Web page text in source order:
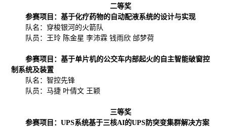
二等奖
参赛项目：基于化疗药物的自动配液系统的设计与实现
队名：穿梭银河的火箭队
队员：王玲 陈金星 李沛霖 钱雨欣 邰梦荷
参赛项目：基于单片机的公交车内部起火的自主智能破窗控
制系统及装置
队名：智控先锋
队员：马捷 叶倩文 王颖
三等奖
参赛项目：UPS系统基于三核AI的UPS防突变集群解决方案